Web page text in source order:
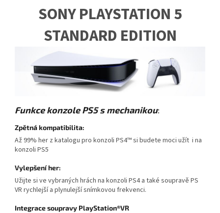
SONY PLAYSTATION 5
STANDARD EDITION
Funkce konzole PS5 s mechanikou:
Zpětná kompatibilita:
Až 99% her z katalogu pro konzoli PS4™ si budete moci užít i na
konzoli PS5
Vylepšení her:
Užijte si ve vybraných hrách na konzoli PS4 a také soupravě PS
VR rychlejší a plynulejší snímkovou frekvenci.
Integrace soupravy PlayStation®VR